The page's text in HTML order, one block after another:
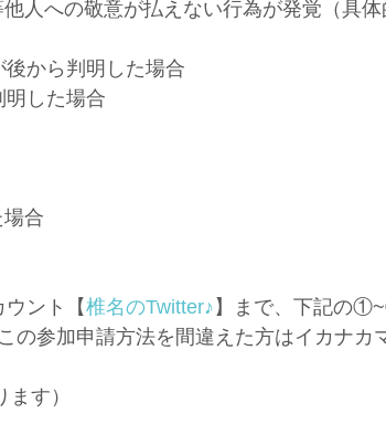
人への敬意が払えない行為が発覚（具
から判明した場合
した場合
合
ント【椎名のTwitter♪ 】まで、下記の
の参加申請方法を間違えた方はイカナカ
す）